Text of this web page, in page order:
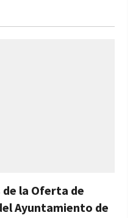
de la Oferta de
Ayuntamiento de